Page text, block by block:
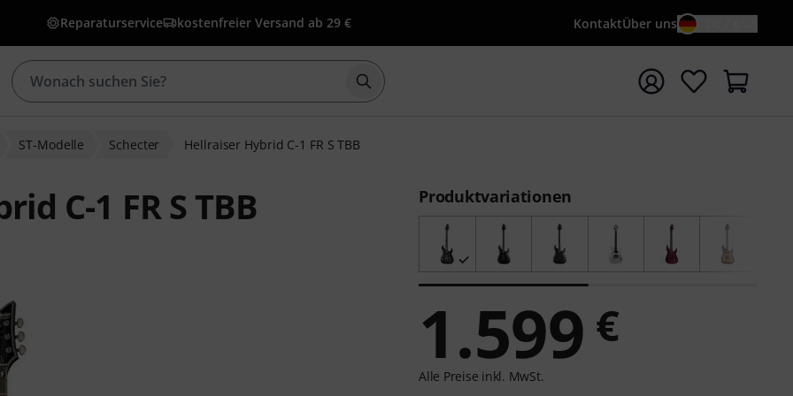
Reparaturservice kostenfreier Versand ab 29 € KontaktÜber uns
Suche mit Suchwort {searchTerm} starten
ST-Modelle Schecter Hellraiser Hybrid C-1 FR S TBB
C-1 FR S TBB Produktvariationen
1.599 €
Alle Preise inkl. MwSt.